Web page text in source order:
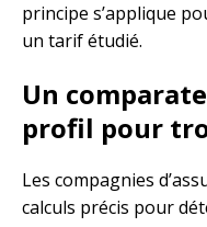
principe s’applique
un tarif étudié.
Un
profil pour
Les compagnies
calculs précis pour